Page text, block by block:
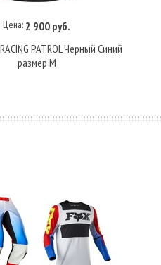
В корзину
Цена: 2 900 руб.
PATROL Черный Синий
размер M